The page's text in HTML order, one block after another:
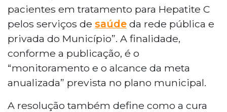
pacientes em tratamento para Hepatite C
pelos serviços de saúde da rede pública e
privada do Município”. A finalidade,
conforme a publicação, é o
“monitoramento e o alcance da meta
anualizada” prevista no plano municipal.
A resolução também define como a cura